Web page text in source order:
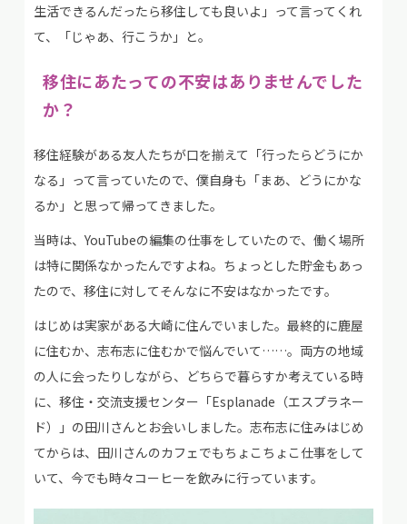
生活できるんだったら移住しても良いよ」って言ってくれ
て、「じゃあ、行こうか」と。
移住にあたっての不安はありませんでした
か？
移住経験がある友人たちが口を揃えて「行ったらどうにか
なる」って言っていたので、僕自身も「まあ、どうにかな
るか」と思って帰ってきました。
当時は、YouTubeの編集の仕事をしていたので、働く場所
は特に関係なかったんですよね。ちょっとした貯金もあっ
たので、移住に対してそんなに不安はなかったです。
はじめは実家がある大崎に住んでいました。最終的に鹿屋
に住むか、志布志に住むかで悩んでいて……。両方の地域
の人に会ったりしながら、どちらで暮らすか考えている時
に、移住・交流支援センター「Esplanade（エスプラネー
ド）」の田川さんとお会いしました。志布志に住みはじめ
てからは、田川さんのカフェでもちょこちょこ仕事をして
いて、今でも時々コーヒーを飲みに行っています。